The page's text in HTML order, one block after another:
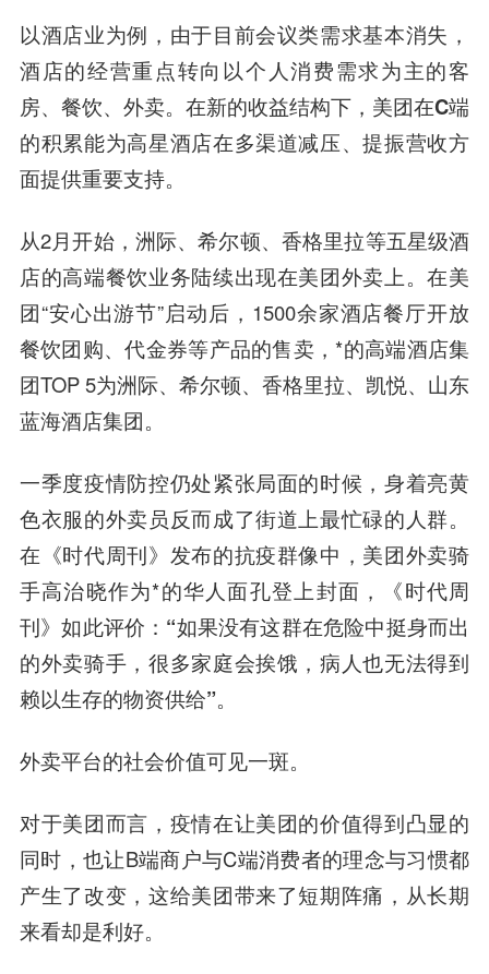
以酒店业为例，由于目前会议类需求基本消失，
酒店的经营重点转向以个人消费需求为主的客
房、餐饮、外卖。 在新的收益结构下，美团在C端
的积累能为高星酒店在多渠道减压、提振营收方
面提供重要支持。
从2月开始，洲际、希尔顿、 香格里拉等五星级酒
店的高端餐饮业务陆续出现在美团外卖上。在美
团“安心出游节”启动后，1500余家酒店餐厅开放
餐饮团购、代金券等产品的售卖，*的高端酒店集
团TOP 5为洲际、希尔顿、香格里拉、凯悦、山东
蓝海酒店集团。
一季度疫情防控仍处紧张局面的时候，身着亮黄
色衣服的外卖员反而成了街道上最忙碌的人群。
在《时代周刊》发布的抗疫群像中，美团外卖骑
手高治晓作为*的华人面孔登上封面，《时代周
刊》如此评价： “如果没有这群在危险中挺身而出
的外卖骑手，很多家庭会挨饿，病人也无法得到
赖以生存的物资供给”。
外卖平台的社会价值可见一斑。
对于美团而言，疫情在让美团的价值得到凸显的
同时，也让B端商户与C端消费者的理念与习惯都
产生了改变，这给美团带来了短期阵痛，从长期
来看却是利好。